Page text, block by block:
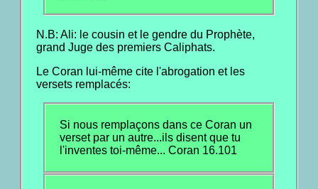
N.B: Ali: le cousin et le gendre du Prophète,
grand Juge des premiers Caliphats.
Le Coran lui-même cite l'abrogation et les
versets remplacés:
Si nous remplaçons dans ce Coran un
verset par un autre...ils disent que tu
l'inventes toi-même... Coran 16.101